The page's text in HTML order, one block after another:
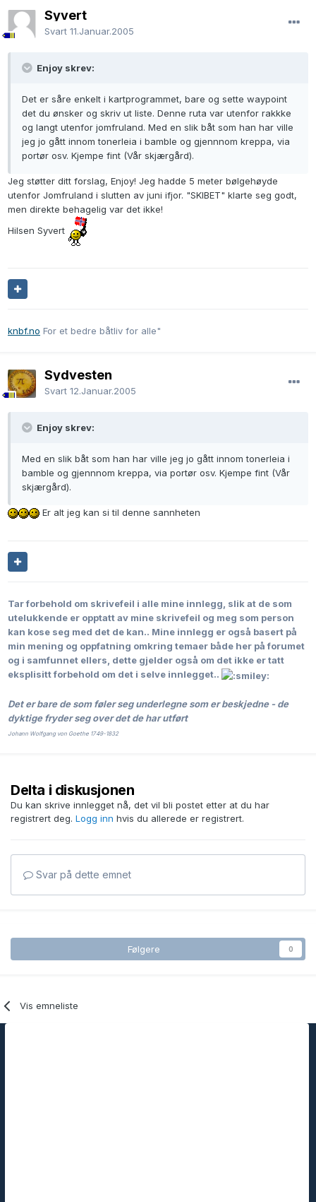
Syvert
Svart 11.Januar.2005
Enjoy skrev:
Det er såre enkelt i kartprogrammet, bare og sette waypoint
det du ønsker og skriv ut liste. Denne ruta var utenfor rakkke
og langt utenfor jomfruland. Med en slik båt som han har ville
jeg jo gått innom tonerleia i bamble og gjennnom kreppa, via
portør osv. Kjempe fint (Vår skjærgård).
Jeg støtter ditt forslag, Enjoy! Jeg hadde 5 meter bølgehøyde
utenfor Jomfruland i slutten av juni ifjor. "SKIBET" klarte seg godt,
men direkte behagelig var det ikke!
Hilsen Syvert
knbf.no For et bedre båtliv for alle"
Sydvesten
Svart 12.Januar.2005
Enjoy skrev:
Med en slik båt som han har ville jeg jo gått innom tonerleia i
bamble og gjennnom kreppa, via portør osv. Kjempe fint (Vår
skjærgård).
Er alt jeg kan si til denne sannheten
Tar forbehold om skrivefeil i alle mine innlegg, slik at de som
utelukkende er opptatt av mine skrivefeil og meg som person
kan kose seg med det de kan.. Mine innlegg er også basert på
min mening og oppfatning omkring temaer både her på forumet
og i samfunnet ellers, dette gjelder også om det ikke er tatt
eksplisitt forbehold om det i selve innlegget..
Det er bare de som føler seg underlegne som er beskjedne - de
dyktige fryder seg over det de har utført
Johann Wolfgang von Goethe 1749-1832
Delta i diskusjonen
Du kan skrive innlegget nå, det vil bli postet etter at du har
registrert deg. Logg inn hvis du allerede er registrert.
Svar på dette emnet
Følgere 0
Vis emneliste